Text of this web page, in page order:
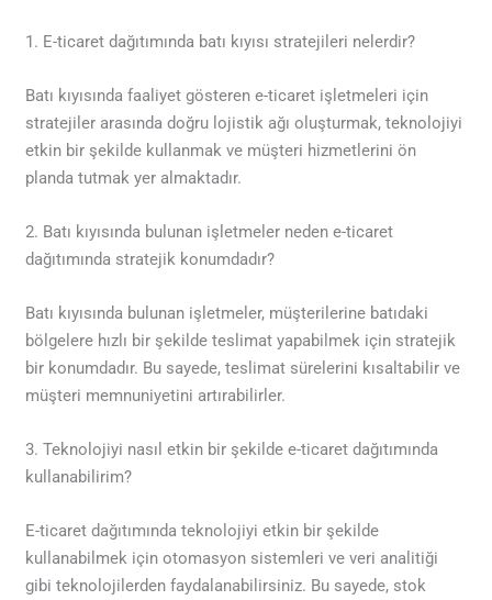
1. E-ticaret dağıtımında batı kıyısı stratejileri nelerdir?
Batı kıyısında faaliyet gösteren e-ticaret işletmeleri için
stratejiler arasında doğru lojistik ağı oluşturmak, teknolojiyi
etkin bir şekilde kullanmak ve müşteri hizmetlerini ön
planda tutmak yer almaktadır.
2. Batı kıyısında bulunan işletmeler neden e-ticaret
dağıtımında stratejik konumdadır?
Batı kıyısında bulunan işletmeler, müşterilerine batıdaki
bölgelere hızlı bir şekilde teslimat yapabilmek için stratejik
bir konumdadır. Bu sayede, teslimat sürelerini kısaltabilir ve
müşteri memnuniyetini artırabilirler.
3. Teknolojiyi nasıl etkin bir şekilde e-ticaret dağıtımında
kullanabilirim?
E-ticaret dağıtımında teknolojiyi etkin bir şekilde
kullanabilmek için otomasyon sistemleri ve veri analitiği
gibi teknolojilerden faydalanabilirsiniz. Bu sayede, stok